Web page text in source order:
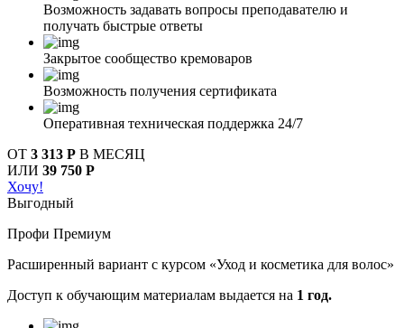
Возможность задавать вопросы преподавателю и
получать быстрые ответы
Закрытое сообщество кремоваров
Возможность получения сертификата
Оперативная техническая поддержка 24/7
ОТ 3 313 Р В МЕСЯЦ
ИЛИ 39 750 Р
Хочу!
Выгодный
Профи Премиум
Расширенный вариант с курсом «Уход и косметика для волос»
Доступ к обучающим материалам выдается на 1 год.